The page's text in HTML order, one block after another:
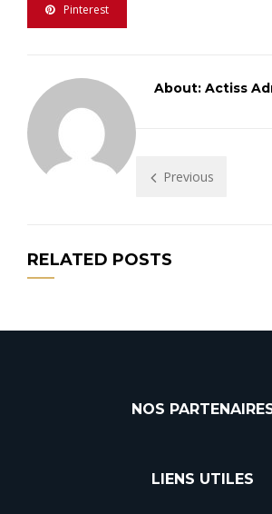
Pinterest
About: Actiss
Previous
RELATED POSTS
NOS
LIENS UTILES